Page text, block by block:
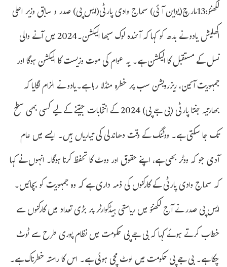
لکھنؤ:13مارچ(یواین آئی) سماج وادی پارٹی(ایس پی) صدر و سابق وزیر اعلی
اکھلیش یادو نے بدھ کو کہا کہ آئندہ لوک سبھا الیکشن۔2024 میں آنے والی
نسل کے مستقبل کا الیکشن ہے۔ یہ عوام کی موت وزیست کا الیکشن ہوگا اور
جمہوریت آئین، ریزرویشن سب پر خطرہ منڈلا رہا ہے۔یادو نے الزام لگایا کہ
بھارتیہ جنتا پارٹی (بی جے پی) 2024 کے انتخابات جیتنے کے لیے کسی بھی سطح
تک جا سکتی ہے۔ ووٹنگ کے وقت دھاندلی کی تیاریاں ہیں۔ ایسے میں عام
آدمی جو کہ ووٹر بھی ہے، اپنے حقوق اور ووٹ کا تحفظ کرنا ہوگا۔ انہوں نے کہا
کہ سماج وادی پارٹی کے کارکنوں کی ذمہ داری ہے کہ وہ جمہوریت کو بچائیں۔
ایس پی صدر نے آج لکھنؤ میں ریاستی ہیڈکوارٹر پر بڑی تعداد میں کارکنوں سے
خطاب کرتے ہوئے کہا کہ بی جے پی حکومت میں نظام پوری طرح سے ٹوٹ
چکا ہے۔ بی جے پی حکومت میں لوٹ مچی ہوئی ہے۔ اس کا راستہ خطرناک ہے۔